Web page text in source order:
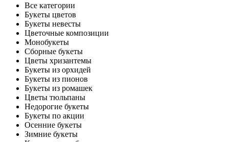
Все категории
Букеты цветов
Букеты невесты
Цветочные композиции
Монобукеты
Сборные букеты
Цветы хризантемы
Букеты из орхидей
Букеты из пионов
Букеты из ромашек
Цветы тюльпаны
Недорогие букеты
Букеты по акции
Осенние букеты
Зимние букеты